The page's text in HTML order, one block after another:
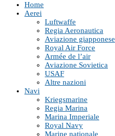
Home
Aerei
Luftwaffe
Regia Aeronautica
Aviazione giapponese
Royal Air Force
Armée de l’air
Aviazione Sovietica
USAF
Altre nazioni
Navi
Kriegsmarine
Regia Marina
Marina Imperiale
Royal Navy
Marine nationale